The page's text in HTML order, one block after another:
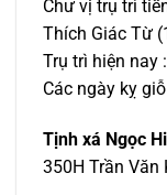
Chư vị trụ trì
Thích Giác Từ
Trụ trì hiện nay
Các ngày kỵ
Tịnh xá Ngọc
350H Trần Văn